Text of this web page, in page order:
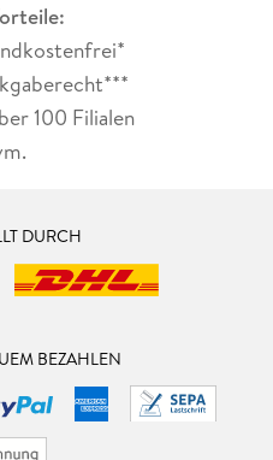
100 Filialen
DURCH
BEZAHLEN